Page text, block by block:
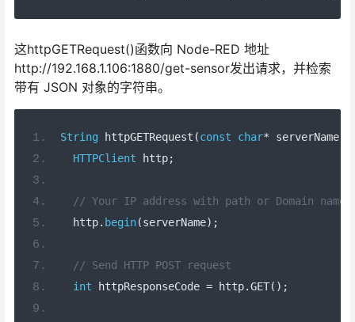
这httpGETRequest()函数向 Node-RED 地址
http://192.168.1.106:1880/get-sensor发出请求，并检索
带有 JSON 对象的字符串。
String httpGETRequest (const char* serverName)
HTTPClient http;
// Your IP address with path or Domain name
  http
. begin(serverName);
// Send HTTP POST request
int httpResponseCode = http.GET();